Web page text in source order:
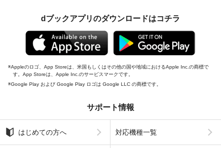
dブックアプリのダウンロードはコチラ
Appleのロゴ、App Storeは、米国もしくはその他の国や地域におけるApple Inc.の商標で
す。App Storeは、Apple Inc.のサービスマークです。
Google Play および Google Play ロゴは Google LLC の商標です。
サポート情報
はじめての方へ 対応機種一覧